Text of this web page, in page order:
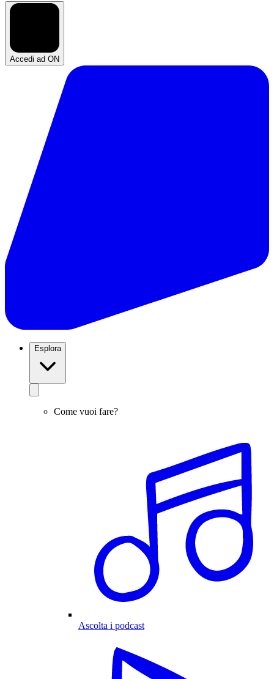
Accedi ad ON
Esplora
Come vuoi fare?
Ascolta i podcast